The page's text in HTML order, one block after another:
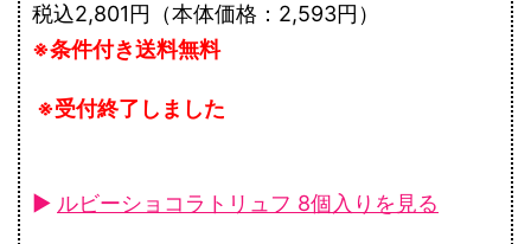
税込2,801円（本体価格：2,593円）
※条件付き送料無料
※受付終了しました
► ルビーショコラトリュフ 8個入りを見る